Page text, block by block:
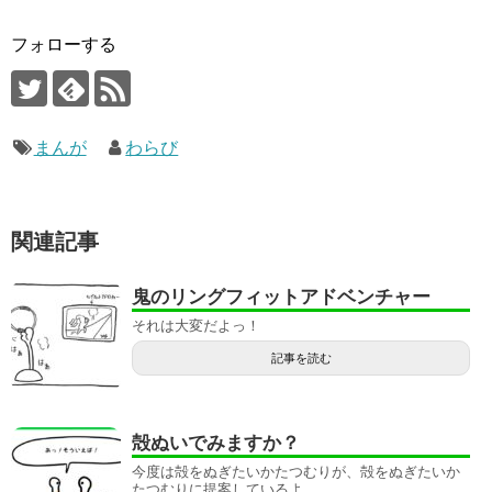
フォローする
まんが わらび
関連記事
鬼のリングフィットアドベンチャー
それは大変だよっ！
記事を読む
殻ぬいでみますか？
今度は殻をぬぎたいかたつむりが、殻をぬぎたいか